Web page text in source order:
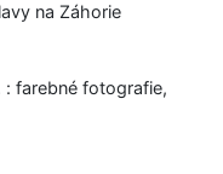
na Záhorie
farebné fotografie,